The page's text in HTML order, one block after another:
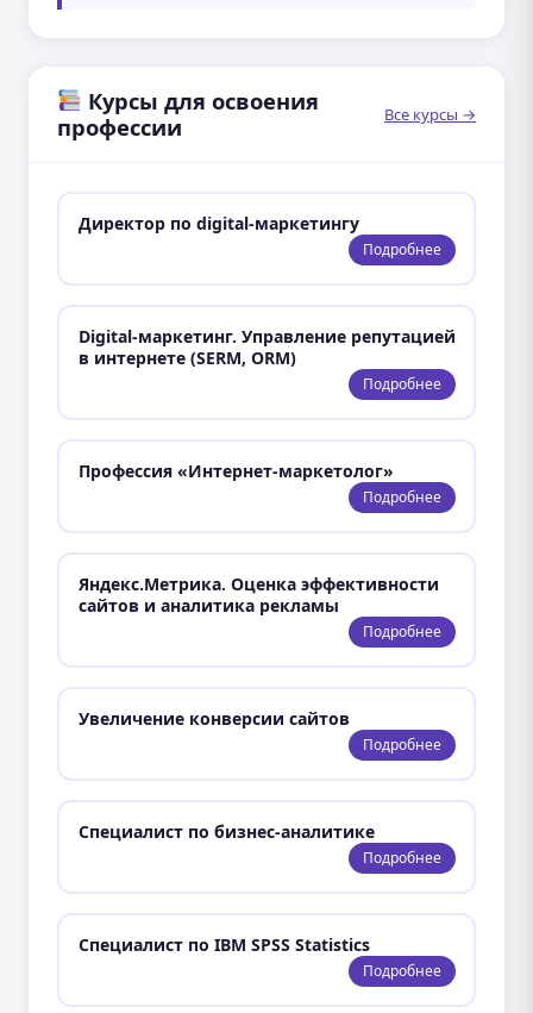
Курсы для освоения
профессии
Все курсы →
Директор по digital-маркетингу
Подробнее
Digital-маркетинг. Управление репутацией
в интернете (SERM, ORM)
Подробнее
Профессия «Интернет-маркетолог»
Подробнее
Яндекс.Метрика. Оценка эффективности
сайтов и аналитика рекламы
Подробнее
Увеличение конверсии сайтов
Подробнее
Специалист по бизнес-аналитике
Подробнее
Специалист по IBM SPSS Statistics
Подробнее